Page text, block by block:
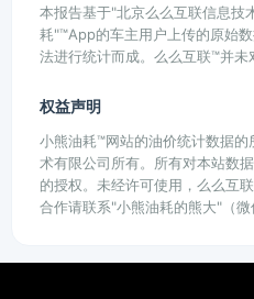
本报告基于"北京么么互联信息技
耗"™App的车主用户上传的原始
法进行统计而成。么么互联™并未
权益声明
小熊油耗™网站的油价统计数据
术有限公司所有。所有对本站数
的授权。未经许可使用，么么互
合作请联系"小熊油耗的熊大"（微